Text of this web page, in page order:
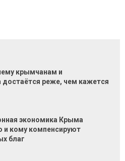
крымчанам и
достаётся реже, чем кажется
экономика Крыма
и кому компенсируют
благ